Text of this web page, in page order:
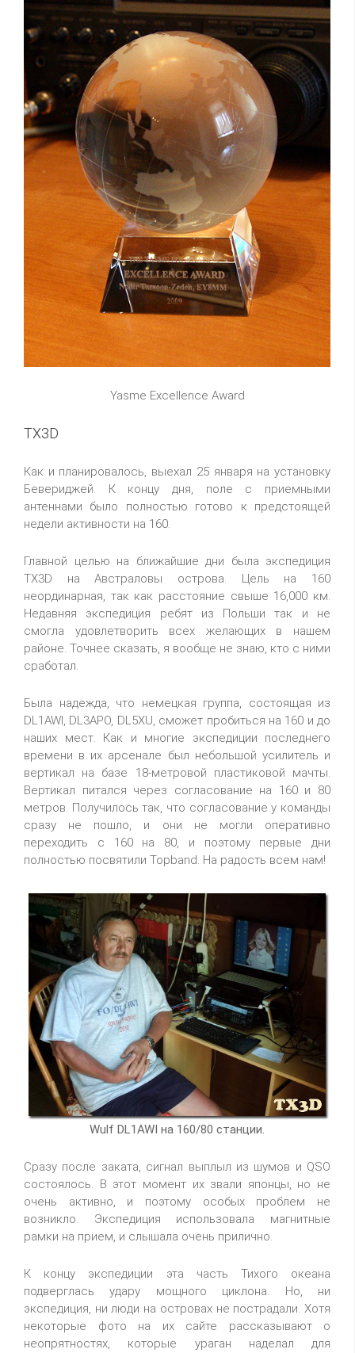
Yasme Excellence Award
TX3D
Как и планировалось, выехал 25 января на установку
Бевериджей. К концу дня, поле с приемными
антеннами было полностью готово к предстоящей
недели активности на 160.
Главной целью на ближайшие дни была экспедиция
TX3D на Австраловы острова. Цель на 160
неординарная, так как расстояние свыше 16,000 км.
Недавняя экспедиция ребят из Польши так и не
смогла удовлетворить всех желающих в нашем
районе. Точнее сказать, я вообще не знаю, кто с ними
сработал.
Была надежда, что немецкая группа, состоящая из
DL1AWI, DL3APO, DL5XU, сможет пробиться на 160 и до
наших мест. Как и многие экспедиции последнего
времени в их арсенале был небольшой усилитель и
вертикал на базе 18-метровой пластиковой мачты.
Вертикал питался через согласование на 160 и 80
метров. Получилось так, что согласование у команды
сразу не пошло, и они не могли оперативно
переходить с 160 на 80, и поэтому первые дни
полностью посвятили Topband. На радость всем нам!
Wulf DL1AWI на 160/80 станции.
Сразу после заката, сигнал выплыл из шумов и QSO
состоялось. В этот момент их звали японцы, но не
очень активно, и поэтому особых проблем не
возникло. Экспедиция использовала магнитные
рамки на прием, и слышала очень прилично.
К концу экспедиции эта часть Тихого океана
подверглась удару мощного циклона. Но, ни
экспедиция, ни люди на островах не пострадали. Хотя
некоторые фото на их сайте рассказывают о
неопрятностях, которые ураган наделал для